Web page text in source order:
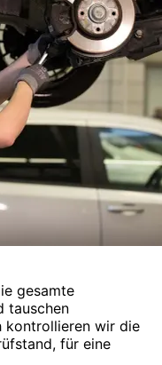
gesamte
tauschen
kontrollieren wir die
für eine